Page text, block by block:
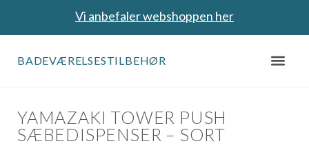
Vi anbefaler webshoppen her
BADEVÆRELSESTILBEHØR
YAMAZAKI TOWER PUSH
SÆBEDISPENSER – SORT